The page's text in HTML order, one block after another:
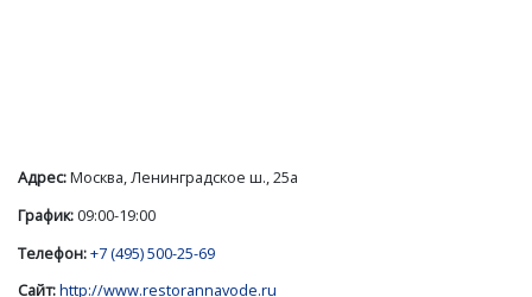
Адрес:Москва, Ленинградское ш., 25а
График:09:00-19:00
Телефон:+7 (495) 500-25-69
Сайт:http://www.restorannavode.ru